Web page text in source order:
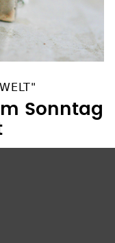
Sonntag